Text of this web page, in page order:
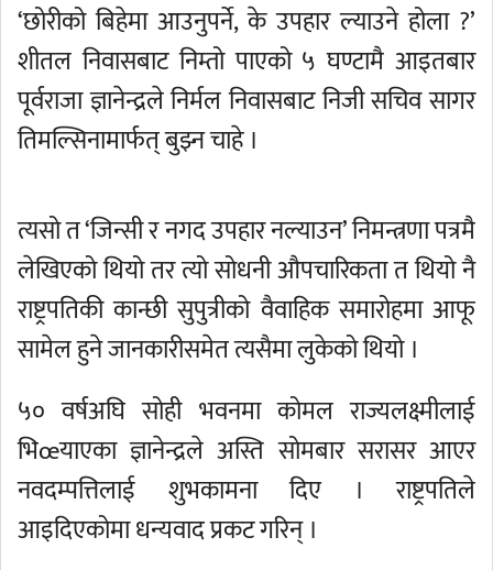
‘छोरीको बिहेमा आउनुपर्ने, के उपहार ल्याउने होला ?’
शीतल निवासबाट निम्तो पाएको ५ घण्टामै आइतबार
पूर्वराजा ज्ञानेन्द्रले निर्मल निवासबाट निजी सचिव सागर
तिमल्सिनामार्फत् बुझ्न चाहे ।
त्यसो त ‘जिन्सी र नगद उपहार नल्याउन’ निमन्त्रणा पत्रमै
लेखिएको थियो तर त्यो सोधनी औपचारिकता त थियो नै
राष्ट्रपतिकी कान्छी सुपुत्रीको वैवाहिक समारोहमा आफू
सामेल हुने जानकारीसमेत त्यसैमा लुकेको थियो ।
५० वर्षअघि सोही भवनमा कोमल राज्यलक्ष्मीलाई
भिœयाएका ज्ञानेन्द्रले अस्ति सोमबार सरासर आएर
नवदम्पत्तिलाई शुभकामना दिए । राष्ट्रपतिले
आइदिएकोमा धन्यवाद प्रकट गरिन् ।